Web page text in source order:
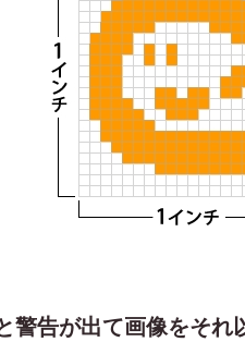
警告が出て画像をそ